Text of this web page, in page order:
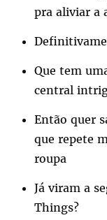
pra aliviar a
Que tem
central
Então quer
que repete
roupa
Já viram a
Things?